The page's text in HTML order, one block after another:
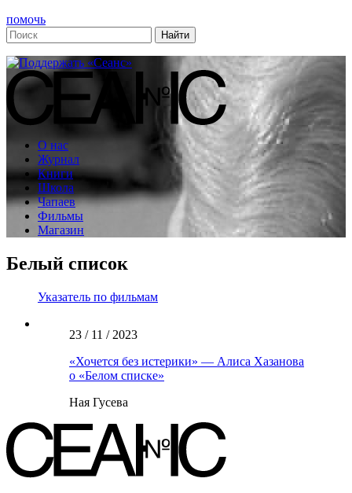
помочь
О нас
Журнал
Книги
Школа
Чапаев
Фильмы
Магазин
Белый список
Указатель по фильмам
23 / 11 / 2023
«Хочется без истерики» — Алиса Хазанова
о «Белом списке»
Ная Гусева